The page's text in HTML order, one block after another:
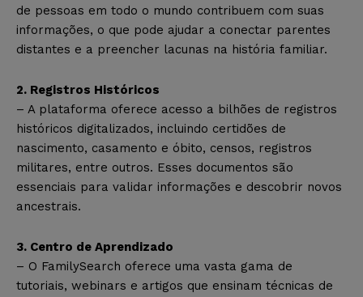
de pessoas em todo o mundo contribuem com suas
informações, o que pode ajudar a conectar parentes
distantes e a preencher lacunas na história familiar.
2. Registros Históricos
– A plataforma oferece acesso a bilhões de registros
históricos digitalizados, incluindo certidões de
nascimento, casamento e óbito, censos, registros
militares, entre outros. Esses documentos são
essenciais para validar informações e descobrir novos
ancestrais.
3. Centro de Aprendizado
– O FamilySearch oferece uma vasta gama de
tutoriais, webinars e artigos que ensinam técnicas de